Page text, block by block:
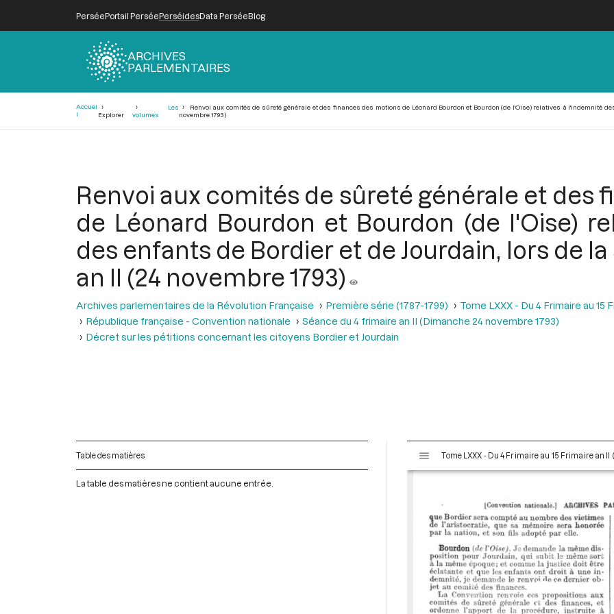
PerséePortail PerséePerséidesData PerséeBlog
ARCHIVES
PARLEMENTAIRES
Accuei
l
Explorer
Les
volumes
Renvoi aux comités de sûreté générale et des finances des motions de Léonard Bourdon et Bourdon (de l'Oise) relatives à l'indemnité
novembre 1793)
Renvoi aux comités de sûreté générale et des
de Léonard Bourdon et Bourdon (de l'Oise)
des enfants de Bordier et de Jourdain, lors de
an II (24 novembre 1793)
Archives parlementaires de la Révolution Française Première série (1787-1799)
Tome LXXX - Du 4 Frimaire au
République française - Convention nationale
Séance du 4 frimaire an II (Dimanche 24 novembre 1793)
Décret sur les pétitions concernant les citoyens Bordier et Jourdain
Table des matières
La table des matières ne contient aucune entrée.
s
Tome LXXX - Du 4 Frimaire au 15 Frimaire an